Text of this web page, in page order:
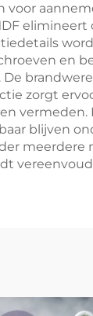
voor
elimineert
en
zorgt
blijven